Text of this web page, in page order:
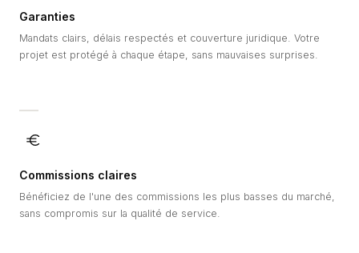
Garanties
Mandats clairs, délais respectés et couverture juridique. Votre
projet est protégé à chaque étape, sans mauvaises surprises.
Commissions claires
Bénéficiez de l'une des commissions les plus basses du marché,
sans compromis sur la qualité de service.